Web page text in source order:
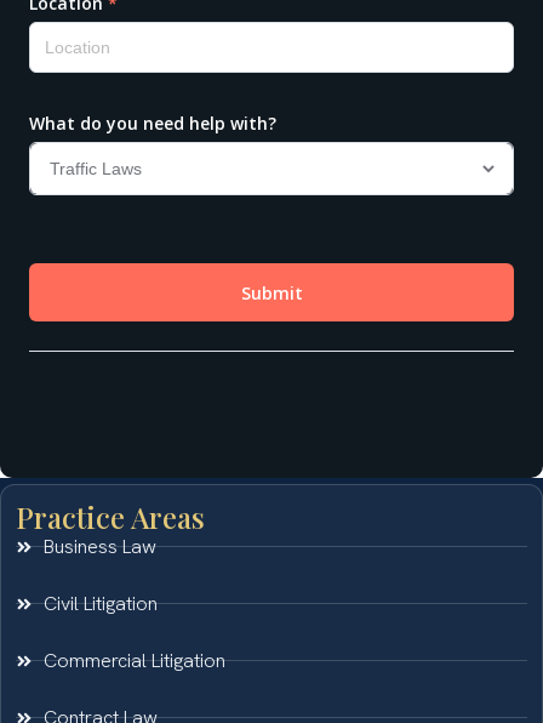
Practice Areas
Business Law
Civil Litigation
Commercial Litigation
Contract Law